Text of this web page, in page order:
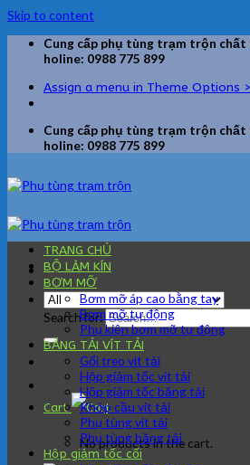
Skip to content
Cung cấp phụ tùng trạm trộn
holine: 0988 775 899
Assign a menu in Theme Options
Cung cấp phụ tùng trạm trộn
holine: 0988 775 899
Search for:
Cart
No products in the cart.
TRANG CHỦ
BỘ LÀM KÍN
BƠM MỠ
Bơm mỡ áp cao bằng tay
Bơm mỡ tự động
Phụ kiện bơm mỡ tự động
BĂNG TẢI VÍT TẢI
Gối treo vít tải
Hộp giảm tốc vít tải
Hộp giảm tốc băng tải
Khớp cầu vít tải
Phụ tùng vít tải
Phụ tùng băng tải
Hộp giảm tốc cối